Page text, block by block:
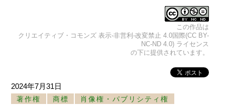
この作品は
クリエイティブ・コモンズ 表示-非営利-改変禁止 4.0国際(CC BY-
NC-ND 4.0) ライセンス
の下に提供されています。
2024年7月31日
著作権 商標
肖像権・パブリシティ権